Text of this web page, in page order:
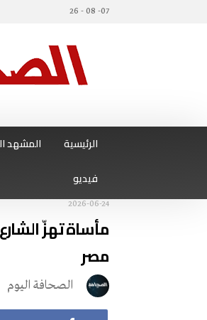
07- 08 - 26
الرئيسية المشهد
فيديو
2026-06-24
مأساة تهزّ
مصر